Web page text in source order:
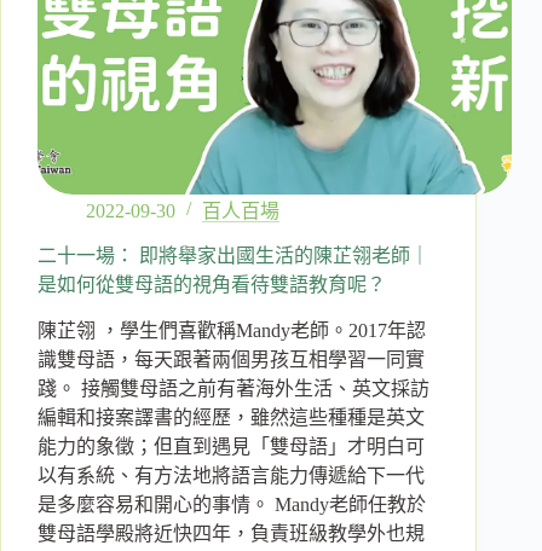
何
與
孩
子
同
穿
灣
教
體
制
的
槍
林
彈
雨
2022-09-30 百人百場
二十一場： 即將舉家出國生活的陳芷翎老師｜
是如何從雙母語的視角看待雙語教育呢？
陳芷翎 ，學生們喜歡稱Mandy老師。2017年認
識雙母語，每天跟著兩個男孩互相學習一同實
踐。 接觸雙母語之前有著海外生活、英文採訪
編輯和接案譯書的經歷，雖然這些種種是英文
能力的象徵；但直到遇見「雙母語」才明白可
以有系統、有方法地將語言能力傳遞給下一代
是多麼容易和開心的事情。 Mandy老師任教於
雙母語學殿將近快四年，負責班級教學外也規